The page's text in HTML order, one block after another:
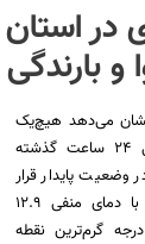
در
هواشناسی ۲۷ آبان ۱۴۰۴ نشان می‌دهد هیچ‌یک
از ایستگاه‌های استان اصفهان طی ۲۴ ساعت گذشته
وضعیت پایدار قرار
دارد و در این میان، فریدون‌شهر با دمای منفی ۱۲.۹
سردترین و خوروبیابانک با ۲۹.۶ درجه گرم‌ترین نقطه